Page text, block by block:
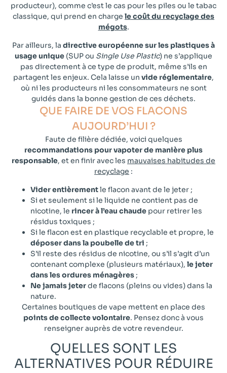
producteur), comme c’est le cas pour les piles ou le tabac
classique, qui prend en charge le coût du recyclage des
mégots.
Par ailleurs, la directive européenne sur les plastiques à
usage unique (SUP ou Single Use Plastic) ne s’applique
pas directement à ce type de produit, même s’ils en
partagent les enjeux. Cela laisse un vide réglementaire,
où ni les producteurs ni les consommateurs ne sont
guidés dans la bonne gestion de ces déchets.
QUE FAIRE DE VOS FLACONS
AUJOURD’HUI ?​
Faute de filière dédiée, voici quelques
recommandations pour vapoter de manière plus
responsable, et en finir avec les mauvaises habitudes de
recyclage :
Vider entièrementle flacon avant de le jeter ;
Si et seulement si le liquide ne contient pas de
nicotine, le rincer à l’eau chaude pour retirer les
résidus toxiques ;
Si le flacon est en plastique recyclable et propre, le
déposer dans la poubelle de tri ;
S’il reste des résidus de nicotine, ou s’il s’agit d’un
contenant complexe (plusieurs matériaux), le jeter
dans les ordures ménagères ;
Ne jamais jeterde flacons (pleins ou vides) dans la
nature.
Certaines boutiques de vape mettent en place des
points de collecte volontaire. Pensez donc à vous
renseigner auprès de votre revendeur.
QUELLES SONT LES
ALTERNATIVES POUR RÉDUIRE